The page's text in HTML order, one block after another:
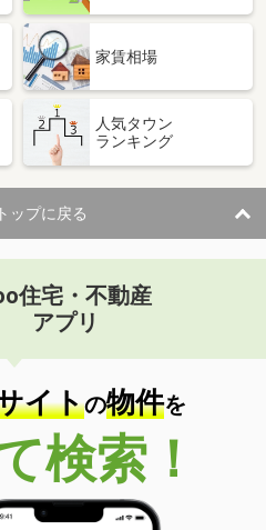
家賃相場
人気タウン
ランキング
ップに戻る
住宅・不動産
アプリ
イトの物件を
検索！